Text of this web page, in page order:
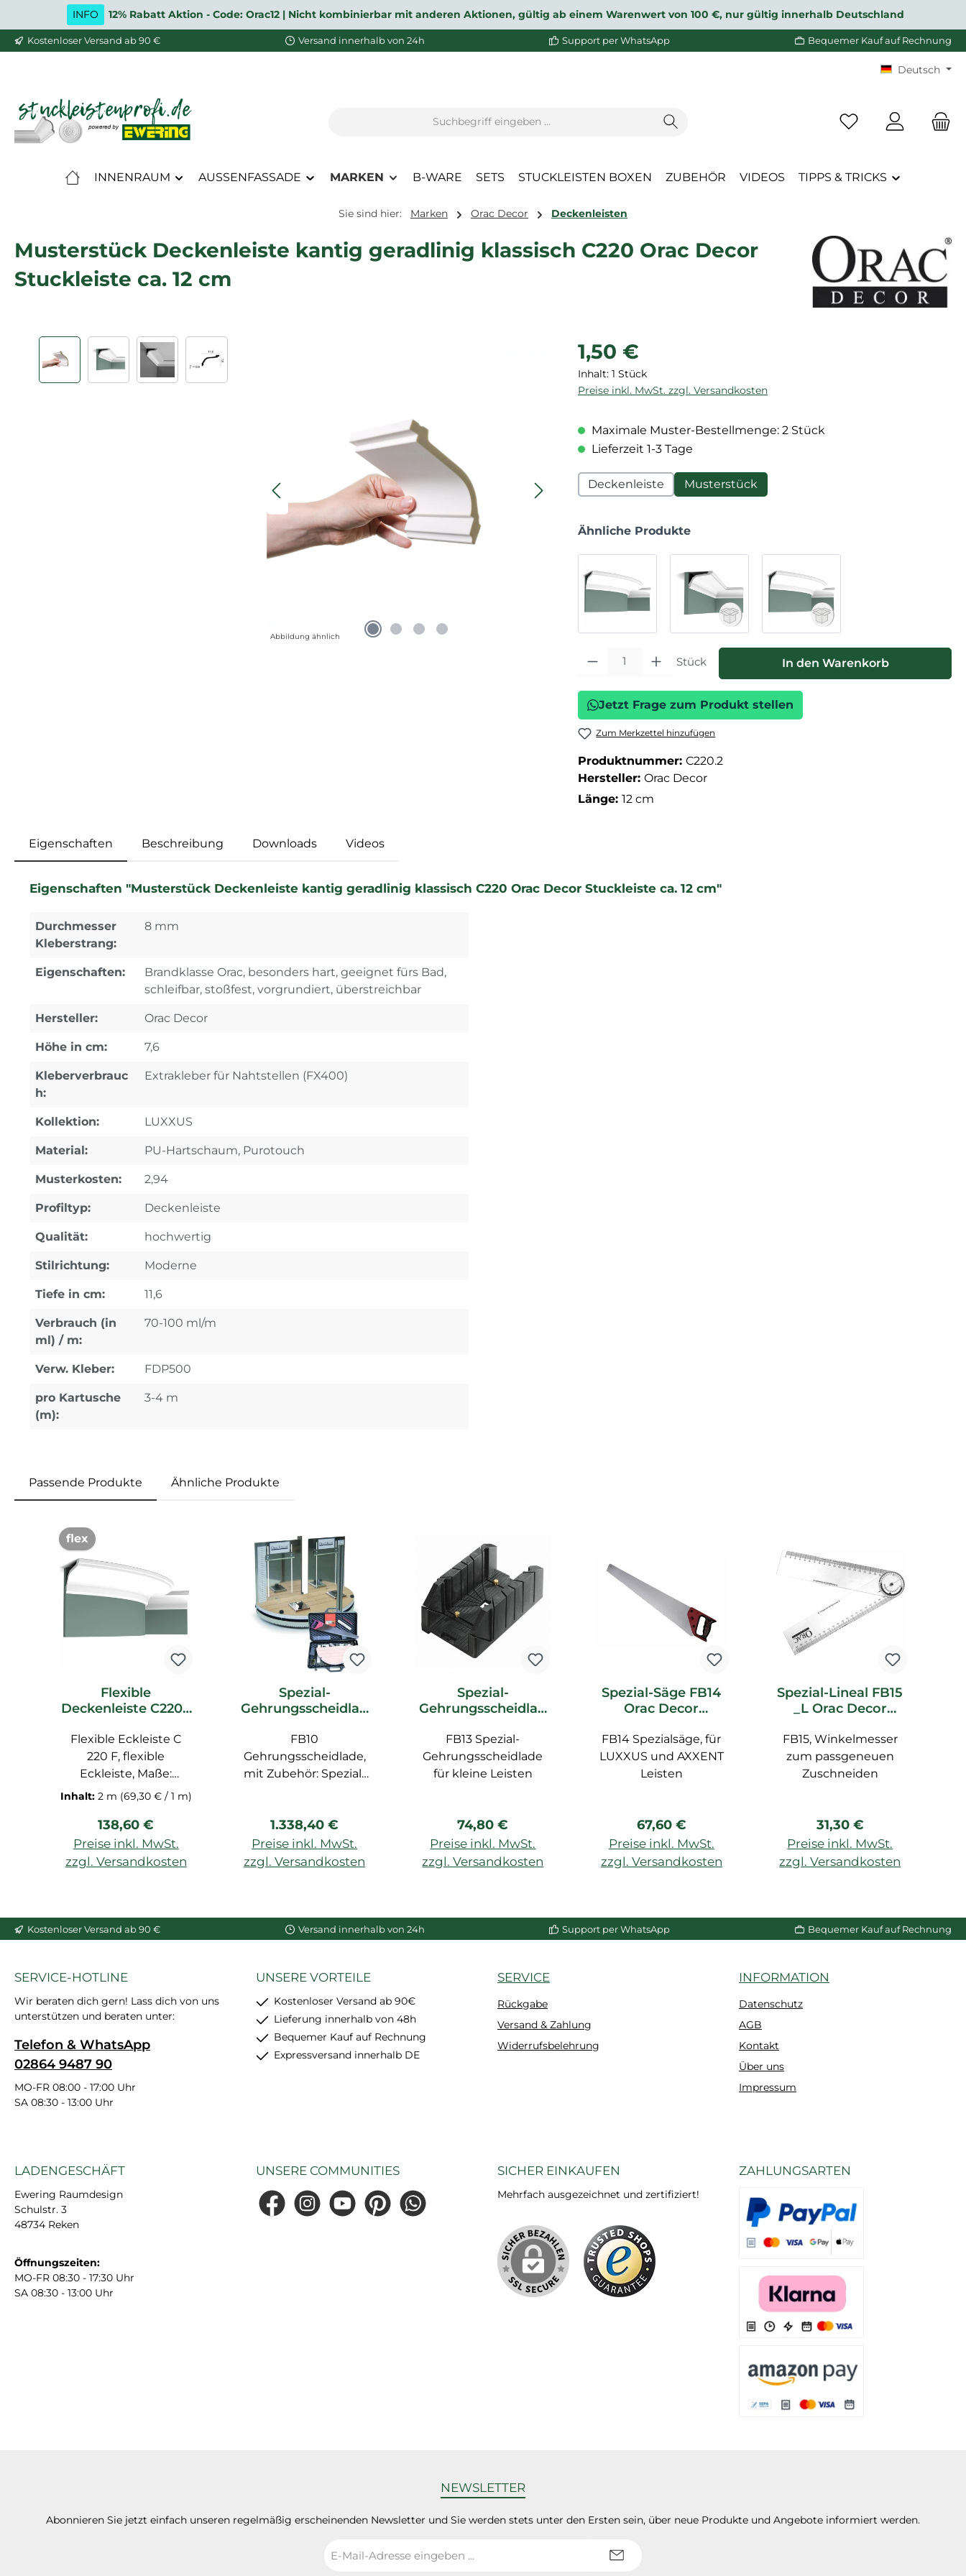
Hauptinhalt springen
Zur Suche springen
Zur Hauptnavigation springen
INFO 12% Rabatt Aktion - Code: Orac12 | Nicht kombinierbar mit anderen Aktionen, gültig ab einem Warenwert von 100 €, nur gültig innerhalb Deutschland
Kostenloser Versand ab 90 € Versand innerhalb von 24h Support per WhatsApp Bequemer Kauf auf Rechnung
Deutsch
Du hast 0 Produkte
INNENRAUM AUSSENFASSADE MARKEN B-WARE SETS STUCKLEISTEN BOXEN ZUBEHÖR VIDEOS TIPPS & TRICKS
Sie sind hier: Marken Orac Decor Deckenleisten
Musterstück Deckenleiste kantig geradlinig klassisch C220 Orac Decor
Stuckleiste ca. 12 cm
Bildergalerie überspringen
Abbildung ähnlich
Regulärer Preis:
1,50 €
Inhalt: 1 Stück
Preise inkl. MwSt. zzgl. Versandkosten
Maximale Muster-Bestellmenge: 2 Stück
Lieferzeit 1-3 Tage
Deckenleiste Musterstück
Ähnliche Produkte
Produkt Anzahl: Gib den gewünschten Wert ein oder benutze die
Stück In den Warenkorb
Jetzt Frage zum Produkt stellen
Zum Merkzettel hinzufügen
Produktnummer: C220.2
Hersteller: Orac Decor
Länge: 12 cm
Eigenschaften Beschreibung Downloads Videos
Eigenschaften "Musterstück Deckenleiste kantig geradlinig klassisch C220 Orac Decor Stuckleiste ca. 12 cm"
Durchmesser
Kleberstrang:
8 mm
Eigenschaften:
Brandklasse Orac, besonders hart, geeignet fürs Bad,
schleifbar, stoßfest, vorgrundiert, überstreichbar
Hersteller: Orac Decor
Höhe in cm: 7,6
Kleberverbrauc
h:
Extrakleber für Nahtstellen (FX400)
Kollektion: LUXXUS
Material: PU-Hartschaum, Purotouch
Musterkosten: 2,94
Profiltyp: Deckenleiste
Qualität: hochwertig
Stilrichtung: Moderne
Tiefe in cm: 11,6
Verbrauch (in
ml) / m:
70-100 ml/m
Verw. Kleber: FDP500
pro Kartusche
(m):
3-4 m
Passende Produkte Ähnliche Produkte
flex
Flexible
Deckenleiste C220F
Stuckleiste
Flexible Eckleiste C
220 F, flexible
Eckleiste, Maße:
200x7,6x11,6 cm
für Decke
vorgrundiert, Zierleiste
aus flexiblen
cm.
Inhalt: 2 m (69,30 € / 1 m)
Regulärer Preis:
138,60 €
Preise inkl. MwSt.
zzgl. Versandkosten
Spezial-
Gehrungsscheidlad
Zubehör
FB10
Gehrungsscheidlade,
mit Zubehör: Spezial-
FB15
Regulärer Preis:
1.338,40 €
Preise inkl. MwSt.
zzgl. Versandkosten
Spezial-
Gehrungsscheidlad
Zubehör
FB13 Spezial-
Gehrungsscheidlade
für kleine Leisten
Regulärer Preis:
74,80 €
Preise inkl. MwSt.
zzgl. Versandkosten
Spezial-Säge FB14
Orac Decor
FB14 Spezialsäge, für
LUXXUS und AXXENT
Leisten
Regulärer Preis:
67,60 €
Preise inkl. MwSt.
zzgl. Versandkosten
Spezial-Lineal FB15
_L Orac Decor
FB15, Winkelmesser
zum passgeneuen
Zuschneiden
Regulärer Preis:
31,30 €
Preise inkl. MwSt.
zzgl. Versandkosten
Kostenloser Versand ab 90 € Versand innerhalb von 24h Support per WhatsApp Bequemer Kauf auf Rechnung
SERVICE-HOTLINE
Wir beraten dich gern! Lass dich von uns
unterstützen und beraten unter:
Telefon & WhatsApp
02864 9487 90
MO-FR 08:00 - 17:00 Uhr
SA 08:30 - 13:00 Uhr
UNSERE VORTEILE
Kostenloser Versand ab 90€
Lieferung innerhalb von 48h
Bequemer Kauf auf Rechnung
Expressversand innerhalb DE
SERVICE
Rückgabe
Versand & Zahlung
Widerrufsbelehrung
INFORMATION
Datenschutz
AGB
Kontakt
Über uns
Impressum
LADENGESCHÄFT
Ewering Raumdesign
Schulstr. 3
48734 Reken
Öffnungszeiten:
MO-FR 08:30 - 17:30 Uhr
SA 08:30 - 13:00 Uhr
UNSERE COMMUNITIES
FacebookInstagramYouTubePinterestWhatsApp
SICHER EINKAUFEN
Mehrfach ausgezeichnet und zertifiziert!
ZAHLUNGSARTEN
NEWSLETTER
Abonnieren Sie jetzt einfach unseren regelmäßig erscheinenden Newsletter und Sie werden stets unter den Ersten sein, über neue Produkte und Angebote informiert werden.
Mail-